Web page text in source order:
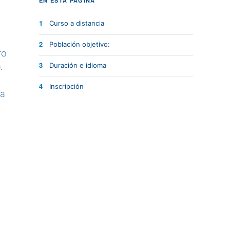
EN ESTA PÁGINA
1 Curso a distancia
2 Población objetivo:
3 Duración e idioma
4 Inscripción